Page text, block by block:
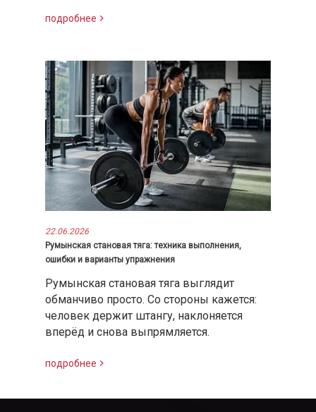
подробнее
22.06.2026
Румынская становая тяга: техника выполнения,
ошибки и варианты упражнения
Румынская становая тяга выглядит
обманчиво просто. Со стороны кажется:
человек держит штангу, наклоняется
вперёд и снова выпрямляется.
подробнее